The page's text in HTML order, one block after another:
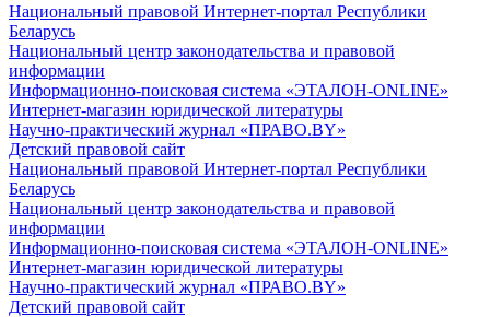
Национальный правовой Интернет-портал Республики
Беларусь
Национальный центр законодательства и правовой
информации
Информационно-поисковая система «ЭТАЛОН-ONLINE»
Интернет-магазин юридической литературы
Научно-практический журнал «ПРАВО.BY»
Детский правовой сайт
Национальный правовой Интернет-портал Республики
Беларусь
Национальный центр законодательства и правовой
информации
Информационно-поисковая система «ЭТАЛОН-ONLINE»
Интернет-магазин юридической литературы
Научно-практический журнал «ПРАВО.BY»
Детский правовой сайт